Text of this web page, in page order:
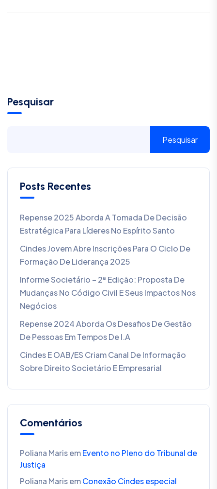
Pesquisar
Pesquisar
Posts Recentes
Repense 2025 Aborda A Tomada De Decisão
Estratégica Para Líderes No Espírito Santo
Cindes Jovem Abre Inscrições Para O Ciclo De
Formação De Liderança 2025
Informe Societário – 2ª Edição: Proposta De
Mudanças No Código Civil E Seus Impactos Nos
Negócios
Repense 2024 Aborda Os Desafios De Gestão
De Pessoas Em Tempos De I.A
Cindes E OAB/ES Criam Canal De Informação
Sobre Direito Societário E Empresarial
Comentários
Poliana MarisemEvento no Pleno do Tribunal de
Justiça
Poliana MarisemConexão Cindes especial